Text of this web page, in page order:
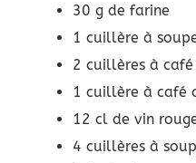
30 g de farine
1 cuillère à
2 cuillères à café
1 cuillère à café
12 cl de vin
4 cuillères à